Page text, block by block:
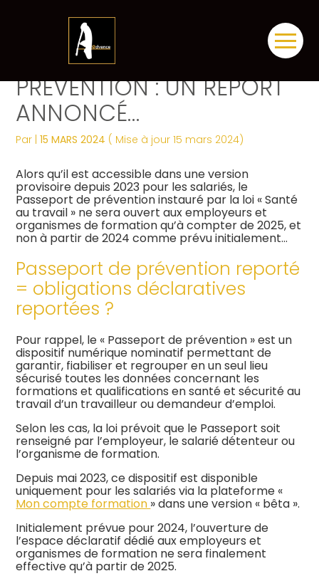
Créer et reprendre une activité
Piloter votre entreprise
Développer votre entreprise
Construire votre patrimoine
Digitalisation
Tous nos services
Fiscalité
Social
Juridique
Audit
Veille Juridique
Piloter votre gestion
Gérer vos ressources humaines
Dématérialiser vos documents
Confiez votre secrétariat
Juridique
Nos engagements
Notre équipe engagée
Nos domaines d’expertise
Nos partenaires
Révélez votre singularité
Digitalisation
La vie du cabinet
Nos offres d’emploi
Le processus de recrutement
PASSEPORT DE
PRÉVENTION : UN REPORT
ANNONCÉ…
Par |15 MARS 2024 ( Mise à jour 15 mars 2024)
Alors qu’il est accessible dans une version
provisoire depuis 2023 pour les salariés, le
Passeport de prévention instauré par la loi « Santé
au travail » ne sera ouvert aux employeurs et
organismes de formation qu’à compter de 2025, et
non à partir de 2024 comme prévu initialement…
Passeport de prévention reporté
= obligations déclaratives
reportées ?
Pour rappel, le « Passeport de prévention » est un
dispositif numérique nominatif permettant de
garantir, fiabiliser et regrouper en un seul lieu
sécurisé toutes les données concernant les
formations et qualifications en santé et sécurité au
travail d’un travailleur ou demandeur d’emploi.
Selon les cas, la loi prévoit que le Passeport soit
renseigné par l’employeur, le salarié détenteur ou
l’organisme de formation.
Depuis mai 2023, ce dispositif est disponible
uniquement pour les salariés via la plateforme «
Mon compte formation » dans une version « bêta ».
Initialement prévue pour 2024, l’ouverture de
l’espace déclaratif dédié aux employeurs et
organismes de formation ne sera finalement
effective qu’à partir de 2025.